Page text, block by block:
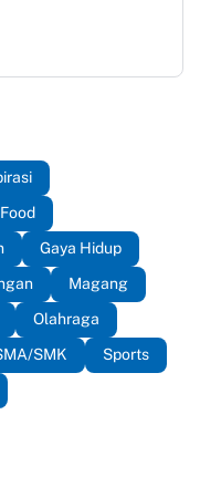
Food
Gaya Hidup
Magang
Olahraga
SMK
Sports